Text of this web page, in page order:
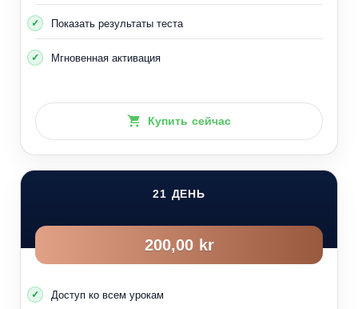
Показать результаты теста
Мгновенная активация
Купить сейчас
21 ДЕНЬ
200,00 kr
Доступ ко всем урокам